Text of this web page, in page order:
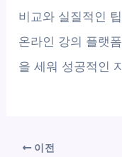
비교와 실질적인
온라인 강의 플랫
을 세워 성공적인
이전